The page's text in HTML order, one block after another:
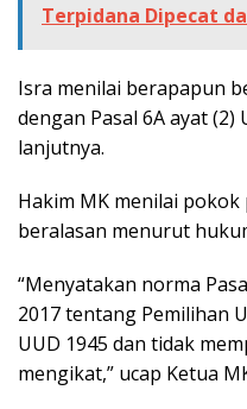
Terpidana Dipecat
Isra menilai berapapun
dengan Pasal 6A ayat (2)
lanjutnya.
Hakim MK menilai
beralasan menurut
“Menyatakan norma
2017 tentang Pemilihan
UUD 1945 dan tidak
mengikat,” ucap Ketua